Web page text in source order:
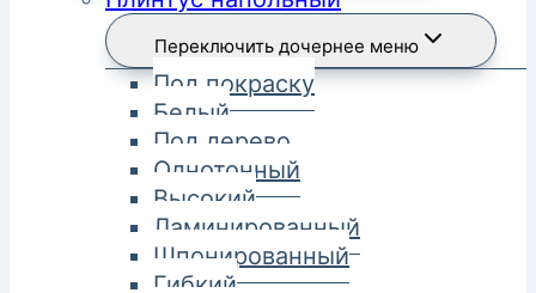
Переключить дочернее меню
Под покраску
Белый
Под дерево
Однотонный
Высокий
Ламинированный
Шпонированный
Гибкий